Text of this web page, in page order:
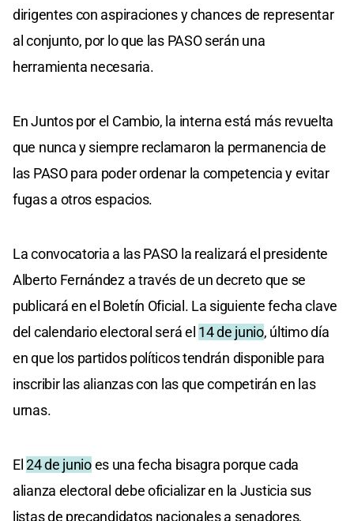
dirigentes con aspiraciones y chances de representar
al conjunto, por lo que las PASO serán una
herramienta necesaria.
En Juntos por el Cambio, la interna está más revuelta
que nunca y siempre reclamaron la permanencia de
las PASO para poder ordenar la competencia y evitar
fugas a otros espacios.
La convocatoria a las PASO la realizará el presidente
Alberto Fernández a través de un decreto que se
publicará en el Boletín Oficial. La siguiente fecha clave
del calendario electoral será el 14 de junio, último día
en que los partidos políticos tendrán disponible para
inscribir las alianzas con las que competirán en las
urnas.
El24 de junioes una fecha bisagra porque cada
alianza electoral debe oficializar en la Justicia sus
listas de precandidatos nacionales a senadores,